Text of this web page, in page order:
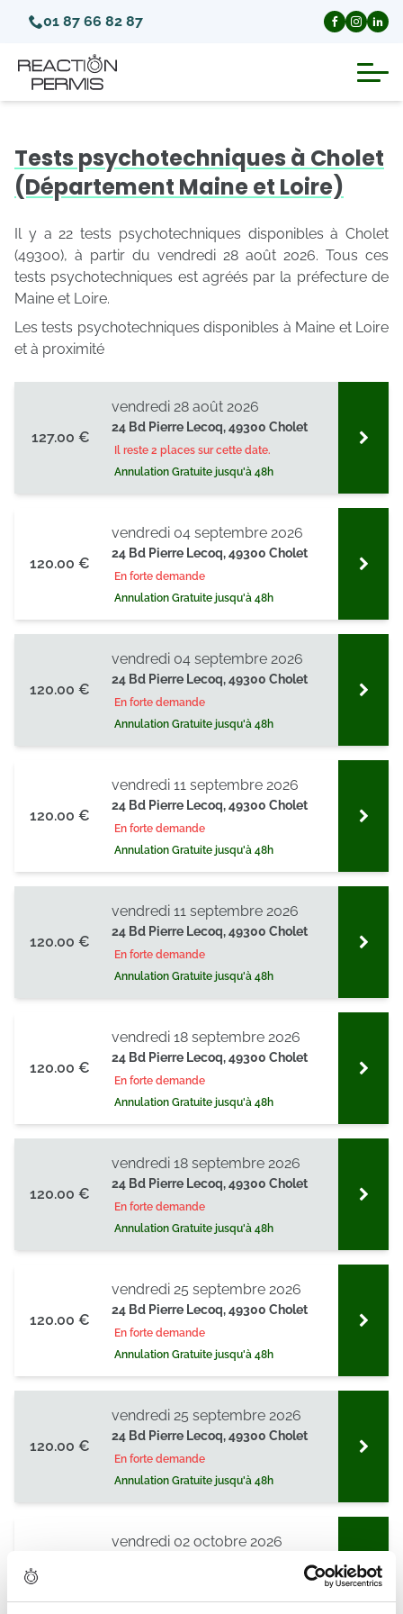
01 87 66 82 87
Invalidation du permis de conduire
Annulation du permis de conduire
Médecins agréés pour le permis
Visite médicale test psychotechnique
Tests psychotechniques à Cholet
(Département Maine et Loire)
Il y a 22 tests psychotechniques disponibles à Cholet
(49300), à partir du vendredi 28 août 2026. Tous ces
tests psychotechniques est agréés par la préfecture de
Maine et Loire.
Les tests psychotechniques disponibles à Maine et Loire
et à proximité
127.00 €
24 Bd Pierre Lecoq, 49300 Cholet
Il reste 2 places sur cette date.
Annulation Gratuite jusqu'à 48h
vendredi 28 août 2026
120.00 €
24 Bd Pierre Lecoq, 49300 Cholet
En forte demande
Annulation Gratuite jusqu'à 48h
vendredi 04 septembre 2026
120.00 €
24 Bd Pierre Lecoq, 49300 Cholet
En forte demande
Annulation Gratuite jusqu'à 48h
vendredi 04 septembre 2026
120.00 €
24 Bd Pierre Lecoq, 49300 Cholet
En forte demande
Annulation Gratuite jusqu'à 48h
vendredi 11 septembre 2026
120.00 €
24 Bd Pierre Lecoq, 49300 Cholet
En forte demande
Annulation Gratuite jusqu'à 48h
vendredi 11 septembre 2026
120.00 €
24 Bd Pierre Lecoq, 49300 Cholet
En forte demande
Annulation Gratuite jusqu'à 48h
vendredi 18 septembre 2026
120.00 €
24 Bd Pierre Lecoq, 49300 Cholet
En forte demande
Annulation Gratuite jusqu'à 48h
vendredi 18 septembre 2026
120.00 €
24 Bd Pierre Lecoq, 49300 Cholet
En forte demande
Annulation Gratuite jusqu'à 48h
vendredi 25 septembre 2026
120.00 €
24 Bd Pierre Lecoq, 49300 Cholet
En forte demande
Annulation Gratuite jusqu'à 48h
vendredi 25 septembre 2026
120.00 €
vendredi 02 octobre 2026